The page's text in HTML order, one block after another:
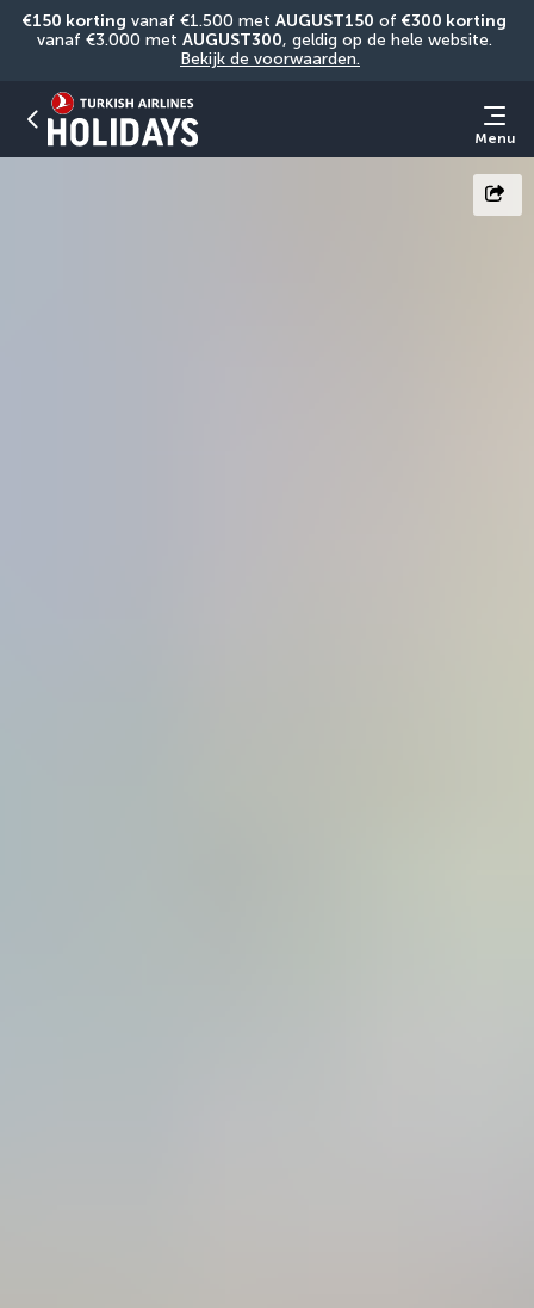
€150 korting vanaf €1.500 met AUGUST150 of €300 korting
vanaf €3.000 met AUGUST300
Bekijk de voorwaarden.
Menu